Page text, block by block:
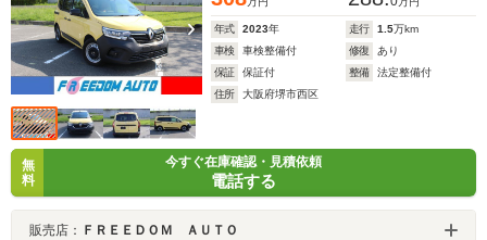
年式 2023年 走行 1.5万km
車検
車検整備付 修復
あり
保証
保証付 整備
法定整備付
住所
大阪府堺市西区
無
料
今すぐ在庫確認・見積依頼
電話する
販売店： ＦＲＥＥＤＯＭ ＡＵＴＯ